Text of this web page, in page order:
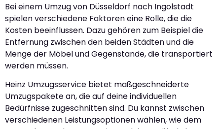
Bei einem Umzug von Düsseldorf nach Ingolstadt
spielen verschiedene Faktoren eine Rolle, die die
Kosten beeinflussen. Dazu gehören zum Beispiel die
Entfernung zwischen den beiden Städten und die
Menge der Möbel und Gegenstände, die transportiert
werden müssen.
Heinz Umzugsservice bietet maßgeschneiderte
Umzugspakete an, die auf deine individuellen
Bedürfnisse zugeschnitten sind. Du kannst zwischen
verschiedenen Leistungsoptionen wählen, wie dem